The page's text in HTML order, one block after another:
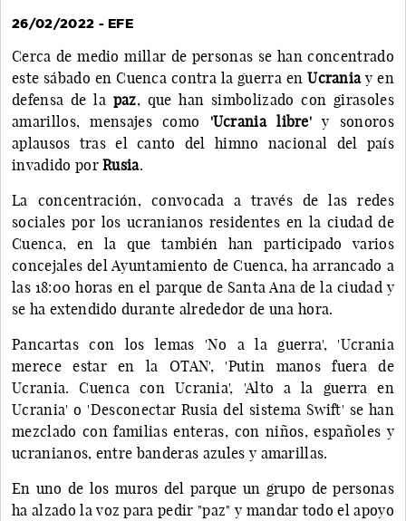
26/02/2022 - EFE
Cerca de medio millar de personas se han concentrado
este sábado en Cuenca contra la guerra enUcraniay en
defensa de la paz, que han simbolizado con girasoles
amarillos, mensajes como 'Ucrania libre'y sonoros
aplausos tras el canto del himno nacional del país
invadido porRusia.
La concentración, convocada a través de las redes
sociales por los ucranianos residentes en la ciudad de
Cuenca, en la que también han participado varios
concejales del Ayuntamiento de Cuenca, ha arrancado a
las 18:00 horas en el parque de Santa Ana de la ciudad y
se ha extendido durante alrededor de una hora.
Pancartas con los lemas 'No a la guerra', 'Ucrania
merece estar en la OTAN', 'Putin manos fuera de
Ucrania. Cuenca con Ucrania', 'Alto a la guerra en
Ucrania' o 'Desconectar Rusia del sistema Swift' se han
mezclado con familias enteras, con niños, españoles y
ucranianos, entre banderas azules y amarillas.
En uno de los muros del parque un grupo de personas
ha alzado la voz para pedir "paz" y mandar todo el apoyo